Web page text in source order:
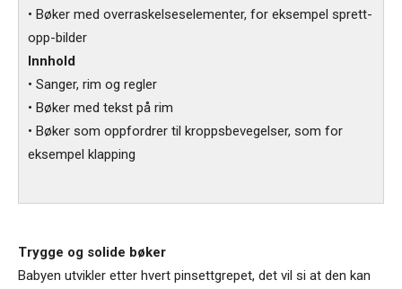
• Bøker med overraskelseselementer, for eksempel sprett-
opp-bilder
Innhold
• Sanger, rim og regler
• Bøker med tekst på rim
• Bøker som oppfordrer til kroppsbevegelser, som for
eksempel klapping
Trygge og solide bøker
Babyen utvikler etter hvert pinsettgrepet, det vil si at den kan